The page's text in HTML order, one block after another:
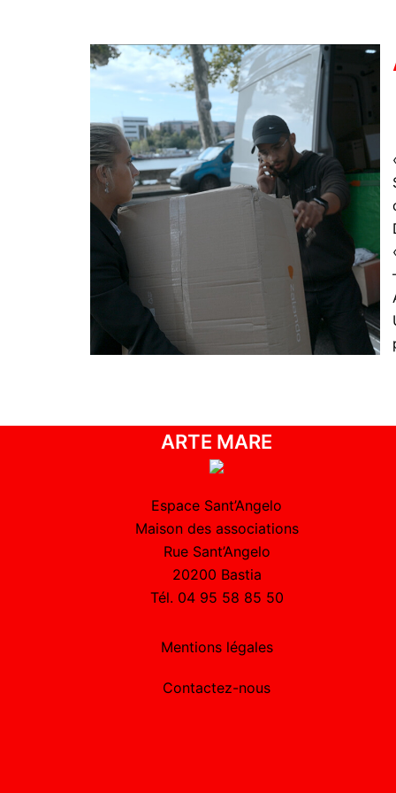
ARTE MARE
Espace Sant’Angelo
Maison des associations
Rue Sant’Angelo
20200 Bastia
Tél. 04 95 58 85 50
Mentions légales
Contactez-nous